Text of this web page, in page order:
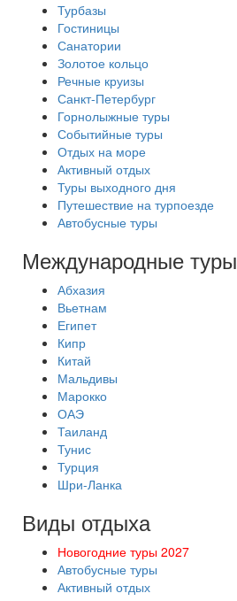
Турбазы
Гостиницы
Санатории
Золотое кольцо
Речные круизы
Санкт-Петербург
Горнолыжные туры
Событийные туры
Отдых на море
Активный отдых
Туры выходного дня
Путешествие на турпоезде
Автобусные туры
Международные туры
Абхазия
Вьетнам
Египет
Кипр
Китай
Мальдивы
Марокко
ОАЭ
Таиланд
Тунис
Турция
Шри-Ланка
Виды отдыха
Новогодние туры 2027
Автобусные туры
Активный отдых